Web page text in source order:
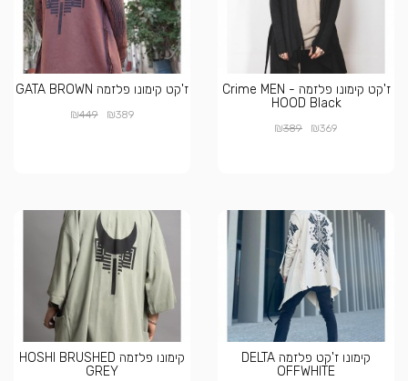
ז'קט קימונו פלזמה - Crime MEN
HOOD Black
₪369
₪389
ז'קט קימונו פלזמה GATA BROWN
₪389
₪449
קימונו ז'קט פלזמה DELTA
OFFWHITE
קימונו פלזמה HOSHI BRUSHED
GREY